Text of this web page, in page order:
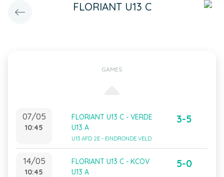
FLORIANT U13 C
GAMES
07/05
10:45
FLORIANT U13 C - VERDE
U13 A
U13 AFD 2E - EINDRONDE VELD
3-5
14/05
10:45
FLORIANT U13 C - KCOV
U13 A
5-0